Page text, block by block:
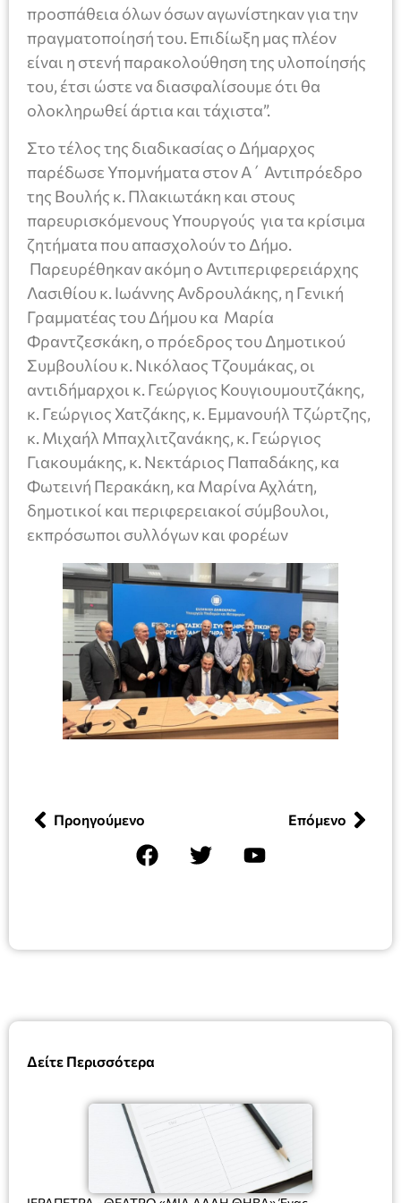
Δείτε Περισσότερα
προσπάθεια όλων όσων αγωνίστηκαν για την
πραγματοποίησή του. Επιδίωξη μας πλέον
είναι η στενή παρακολούθηση της υλοποίησής
του, έτσι ώστε να διασφαλίσουμε ότι θα
ολοκληρωθεί άρτια και τάχιστα”.
Στο τέλος της διαδικασίας ο Δήμαρχος
παρέδωσε Υπομνήματα στον Α΄ Αντιπρόεδρο
της Βουλής κ. Πλακιωτάκη και στους
παρευρισκόμενους Υπουργούς για τα κρίσιμα
ζητήματα που απασχολούν το Δήμο.
Παρευρέθηκαν ακόμη ο Αντιπεριφερειάρχης
Λασιθίου κ. Ιωάννης Ανδρουλάκης, η Γενική
Γραμματέας του Δήμου κα Μαρία
Φραντζεσκάκη, ο πρόεδρος του Δημοτικού
Συμβουλίου κ. Νικόλαος Τζουμάκας, οι
αντιδήμαρχοι κ. Γεώργιος Κουγιουμουτζάκης,
κ. Γεώργιος Χατζάκης, κ. Εμμανουήλ Τζώρτζης,
κ. Μιχαήλ Μπαχλιτζανάκης, κ. Γεώργιος
Γιακουμάκης, κ. Νεκτάριος Παπαδάκης, κα
Φωτεινή Περακάκη, κα Μαρίνα Αχλάτη,
δημοτικοί και περιφερειακοί σύμβουλοι,
εκπρόσωποι συλλόγων και φορέων
Προηγούμενο Επόμενο